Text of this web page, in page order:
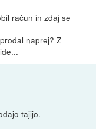
račun in zdaj se
naprej? Z
tajijo.